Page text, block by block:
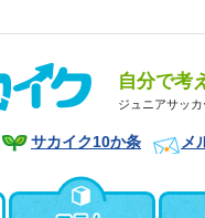
自分で考
ジュニアサッ
サカイク10か条 メ